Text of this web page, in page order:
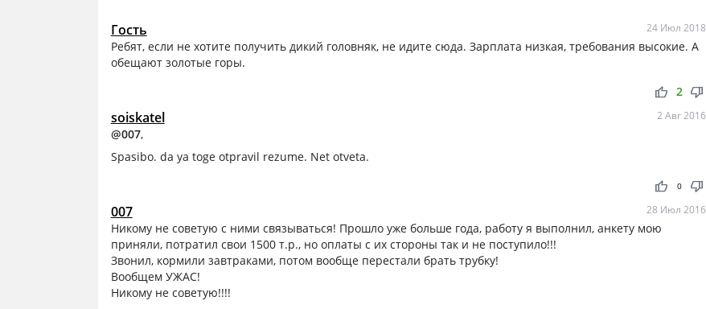
Гость 24 Июл 2018
Ребят, если не хотите получить дикий головняк, не идите сюда. Зарплата низкая, требования высокие. А
обещают золотые горы.
thumb_up thumb_down
2
soiskatel 2 Авг 2016
@007,
Spasibo. da ya toge otpravil rezume. Net otveta.
thumb_up thumb_down
0
007 28 Июл 2016
Никому не советую с ними связываться! Прошло уже больше года, работу я выполнил, анкету мою
приняли, потратил свои 1500 т.р., но оплаты с их стороны так и не поступило!!!
Звонил, кормили завтраками, потом вообще перестали брать трубку!
Вообщем УЖАС!
Никому не советую!!!!